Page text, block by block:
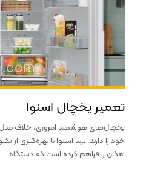
تعمیر یخچال اسنوا
یخچال‌های هوشمند امروزی، خلاف
خود را دارند. برند اسنوا با بهره‌گیری
امکان را فراهم کرده است که دستگاه...